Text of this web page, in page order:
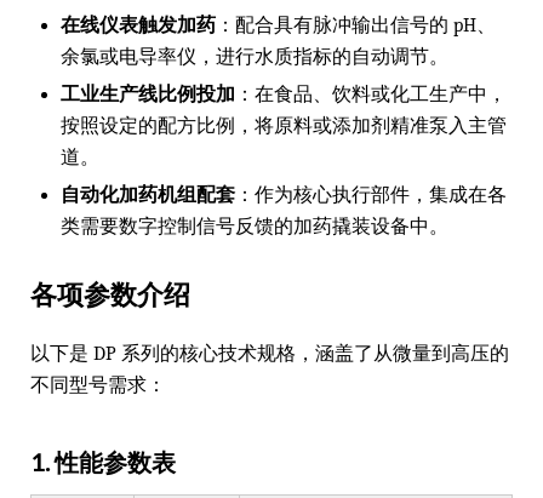
在线仪表触发加药 ：配合具有脉冲输出信号的 pH、
余氯或电导率仪，进行水质指标的自动调节。
工业生产线比例投加 ：在食品、饮料或化工生产中，
按照设定的配方比例，将原料或添加剂精准泵入主管
道。
自动化加药机组配套 ：作为核心执行部件，集成在各
类需要数字控制信号反馈的加药撬装设备中。
各项参数介绍
以下是 DP 系列的核心技术规格，涵盖了从微量到高压的
不同型号需求：
1. 性能参数表